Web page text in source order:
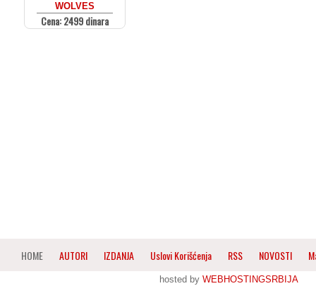
WOLVES
Cena: 2499 dinara
HOME AUTORI IZDANJA Uslovi Korišćenja RSS NOVOSTI
hosted by WEBHOSTINGSRBIJA